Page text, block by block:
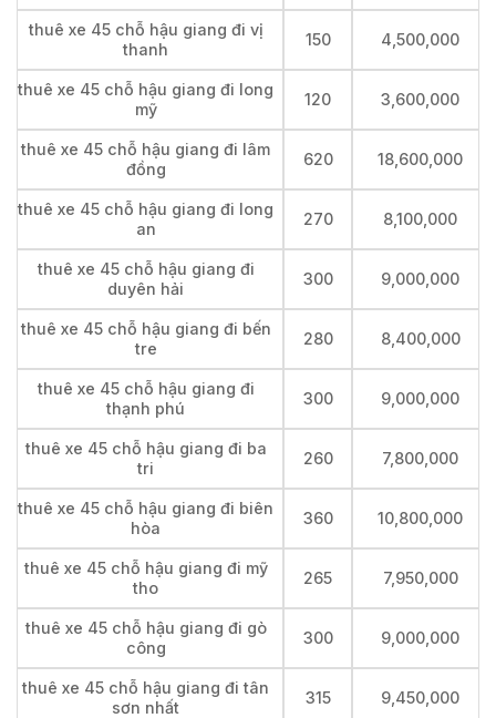
thuê xe 45 chỗ hậu giang đi vị
thanh
150 4,500,000
thuê xe 45 chỗ hậu giang đi long
mỹ
120 3,600,000
thuê xe 45 chỗ hậu giang đi lâm
đồng
620 18,600,000
thuê xe 45 chỗ hậu giang đi long
an
270 8,100,000
thuê xe 45 chỗ hậu giang đi
duyên hải
300 9,000,000
thuê xe 45 chỗ hậu giang đi bến
tre
280 8,400,000
thuê xe 45 chỗ hậu giang đi
thạnh phú
300 9,000,000
thuê xe 45 chỗ hậu giang đi ba
tri
260 7,800,000
thuê xe 45 chỗ hậu giang đi biên
hòa
360 10,800,000
thuê xe 45 chỗ hậu giang đi mỹ
tho
265 7,950,000
thuê xe 45 chỗ hậu giang đi gò
công
300 9,000,000
thuê xe 45 chỗ hậu giang đi tân
sơn nhất
315 9,450,000